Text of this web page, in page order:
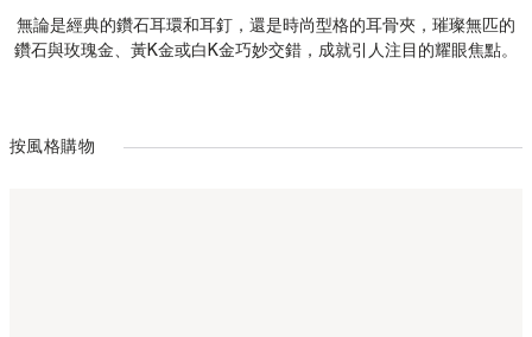
無論是經典的鑽石耳環和耳釘，還是時尚型格的耳骨夾，璀璨無匹的
鑽石與玫瑰金、黃K金或白K金巧妙交錯，成就引人注目的耀眼焦點。
按風格購物